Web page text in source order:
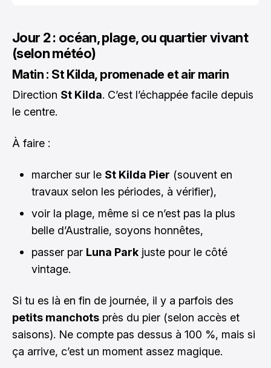
Jour 2 : océan, plage, ou quartier vivant
(selon météo)
Matin : St Kilda, promenade et air marin
Direction St Kilda. C’est l’échappée facile depuis
le centre.
À faire :
marcher sur le St Kilda Pier (souvent en
travaux selon les périodes, à vérifier),
voir la plage, même si ce n’est pas la plus
belle d’Australie, soyons honnêtes,
passer par Luna Park juste pour le côté
vintage.
Si tu es là en fin de journée, il y a parfois des
petits manchots près du pier (selon accès et
saisons). Ne compte pas dessus à 100 %, mais si
ça arrive, c’est un moment assez magique.